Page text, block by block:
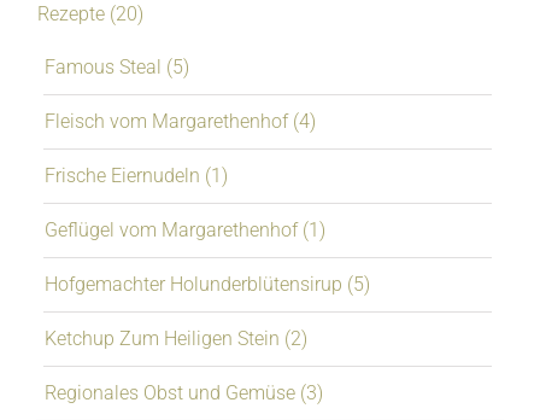
Rezepte (20)
Famous Steal (5)
Fleisch vom Margarethenhof (4)
Frische Eiernudeln (1)
Geflügel vom Margarethenhof (1)
Hofgemachter Holunderblütensirup (5)
Ketchup Zum Heiligen Stein (2)
Regionales Obst und Gemüse (3)